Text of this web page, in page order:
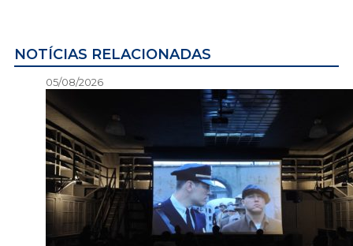
NOTÍCIAS RELACIONADAS
05/08/2026